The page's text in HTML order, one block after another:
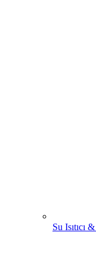
Su Isıtıcı